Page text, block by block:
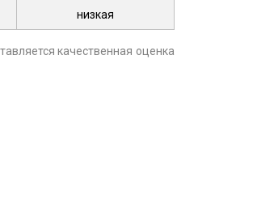
низкая
качественная оценка